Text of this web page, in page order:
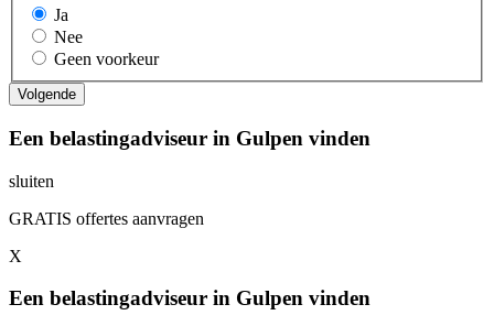
Ja
Nee
Geen voorkeur
Een belastingadviseur in Gulpen vinden
sluiten
GRATIS offertes aanvragen
X
Een belastingadviseur in Gulpen vinden